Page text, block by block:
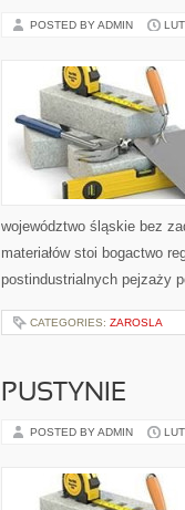
POSTED BY ADMIN
województwo śląskie bez
materiałów stoi bogactwo
postindustrialnych pejzaży
CATEGORIES: ZAROSLA
PUSTYNIE
POSTED BY ADMIN